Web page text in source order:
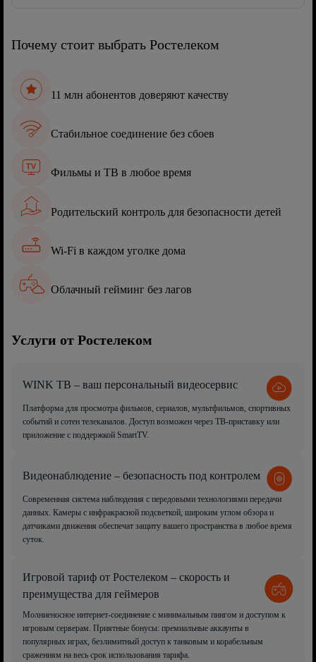
Почему стоит выбрать Ростелеком
11 млн абонентов доверяют качеству
Стабильное соединение без сбоев
Фильмы и ТВ в любое время
Родительский контроль для безопасности детей
Wi-Fi в каждом уголке дома
Облачный гейминг без лагов
Услуги от Ростелеком
WINK ТВ – ваш персональный видеосервис
Платформа для просмотра фильмов, сериалов, мультфильмов, спортивных
событий и сотен телеканалов. Доступ возможен через ТВ-приставку или
приложение с поддержкой SmartTV.
Видеонаблюдение – безопасность под контролем
Современная система наблюдения с передовыми технологиями передачи
данных. Камеры с инфракрасной подсветкой, широким углом обзора и
датчиками движения обеспечат защиту вашего пространства в любое время
суток.
Игровой тариф от Ростелеком – скорость и
преимущества для геймеров
Молниеносное интернет-соединение с минимальным пингом и доступом к
игровым серверам. Приятные бонусы: премиальные аккаунты в
популярных играх, безлимитный доступ к танковым и корабельным
сражениям на весь срок использования тарифа.